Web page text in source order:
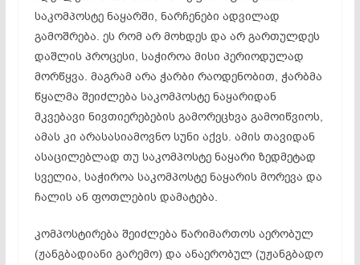
საკომპოსტე ნაყარში, ნარჩენები ადვილად
გამოშრება. ეს რომ არ მოხდეს და არ გართულდეს
დაშლის პროცესი, საჭიროა მისი პერიოდულად
მორწყვა. მაგრამ არა ჭარბი რაოდენობით, ჭარბმა
წყალმა შეიძლება საკომპოსტე ნაყარიდან
მკვებავი ნივთიერებების გამორეცხვა გამოიწვიოს,
ამას კი არასასიამოვნო სუნი აქვს. ამის თავიდან
ასაცილებლად თუ საკომპოსტე ნაყარი ზედმეტად
სველია, საჭიროა საკომპოსტე ნაყარის მორევა და
ჩალის ან ფოთლების დამატება.
კომპოსტირება შეიძლება წარიმართოს აერობულ
(ჟანგბადიანი გარემო) და ანაერობულ (უჟანგბადო